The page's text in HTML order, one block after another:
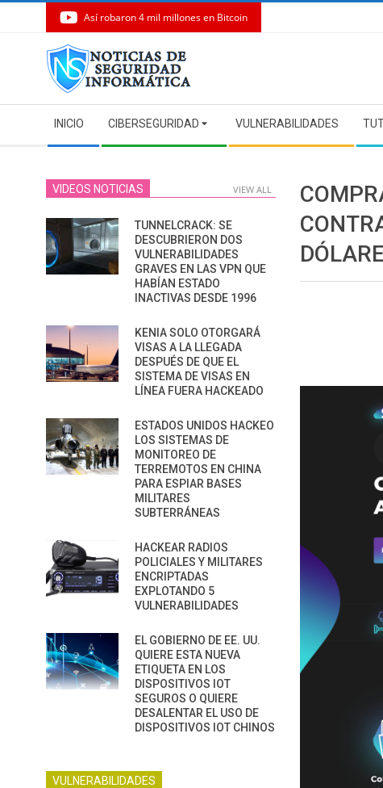
Así robaron 4 mil millones en Bitcoin
Navigation
Menu
INICIO CIBERSEGURIDAD VULNERABILIDADES
VIDEOS NOTICIAS VIEW ALL
TUNNELCRACK: SE
DESCUBRIERON DOS
VULNERABILIDADES
GRAVES EN LAS VPN QUE
HABÍAN ESTADO
INACTIVAS DESDE 1996
KENIA SOLO OTORGARÁ
VISAS A LA LLEGADA
DESPUÉS DE QUE EL
SISTEMA DE VISAS EN
LÍNEA FUERA HACKEADO
ESTADOS UNIDOS HACKEO
LOS SISTEMAS DE
MONITOREO DE
TERREMOTOS EN CHINA
PARA ESPIAR BASES
MILITARES
SUBTERRÁNEAS
HACKEAR RADIOS
POLICIALES Y MILITARES
ENCRIPTADAS
EXPLOTANDO 5
VULNERABILIDADES
EL GOBIERNO DE EE. UU.
QUIERE ESTA NUEVA
ETIQUETA EN LOS
DISPOSITIVOS IOT
SEGUROS O QUIERE
DESALENTAR EL USO DE
DISPOSITIVOS IOT CHINOS
VULNERABILIDADES